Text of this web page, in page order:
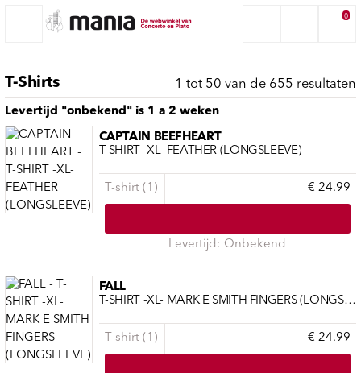
0
T-Shirts 1 tot 50 van de 655 resultaten
Levertijd "onbekend" is 1 a 2 weken
CAPTAIN BEEFHEART
T-SHIRT -XL- FEATHER (LONGSLEEVE)
T-shirt (1) € 24.99
Levertijd: Onbekend
FALL
T-SHIRT -XL- MARK E SMITH FINGERS (LONGSLEEVE)
T-shirt (1) € 24.99